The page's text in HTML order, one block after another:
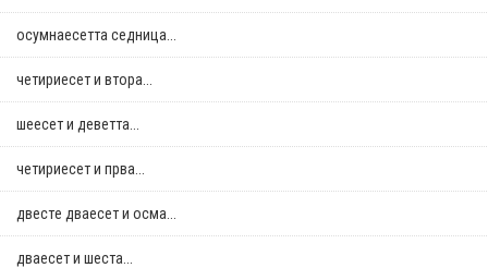
осумнaесетта седница...
четириесет и втора...
шеесет и деветта...
четириесет и прва...
двестe дваесет и осма...
дваесет и шеста...